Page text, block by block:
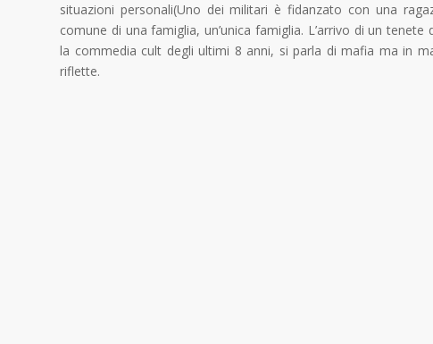
situazioni personali(Uno dei militari è fidanzato con una
comune di una famiglia, un’unica famiglia. L’arrivo di un
la commedia cult degli ultimi 8 anni, si parla di mafia ma in
riflette.